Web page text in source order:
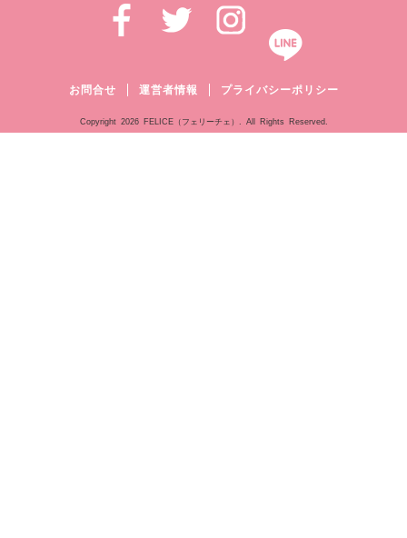
お問合せ 運営者情報 プライバシーポリシー
Copyright 2026 FELICE（フェリーチェ）. All Rights Reserved.